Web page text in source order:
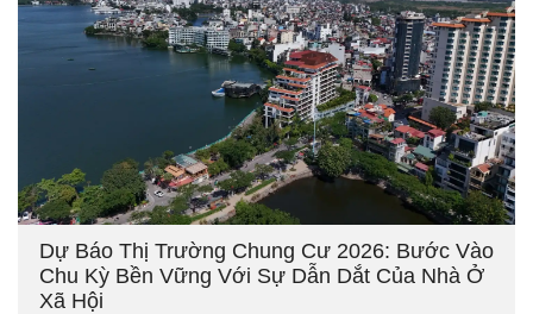
Dự Báo Thị Trường Chung Cư 2026: Bước Vào
Chu Kỳ Bền Vững Với Sự Dẫn Dắt Của Nhà Ở
Xã Hội